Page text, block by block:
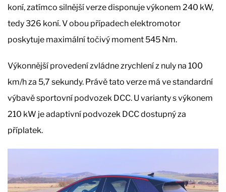
koní, zatímco silnější verze disponuje výkonem 240 kW,
tedy 326 koní. V obou případech elektromotor
poskytuje maximální točivý moment 545 Nm.
Výkonnější provedení zvládne zrychlení z nuly na 100
km/h za 5,7 sekundy. Právě tato verze má ve standardní
výbavě sportovní podvozek DCC. U varianty s výkonem
210 kW je adaptivní podvozek DCC dostupný za
příplatek.